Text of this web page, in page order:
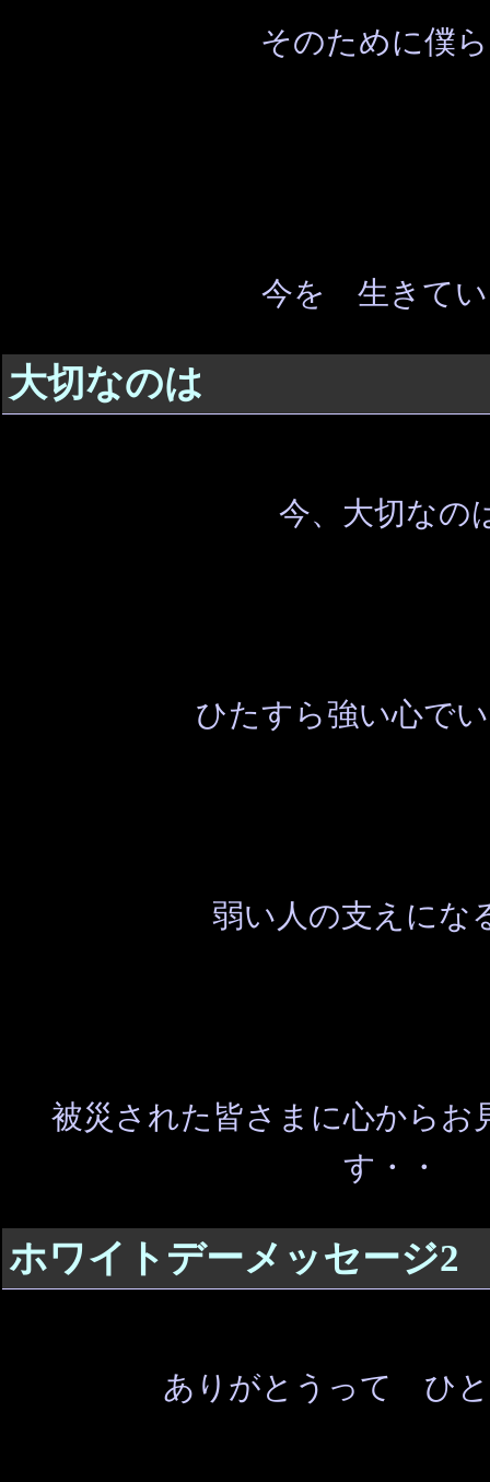
そのために僕
今を 生きて
大切なのは
今、大切なの
ひたすら強い心で
弱い人の支えにな
被災された皆さまに心からお
す・・
ホワイトデーメッセージ2
ありがとうって ひ